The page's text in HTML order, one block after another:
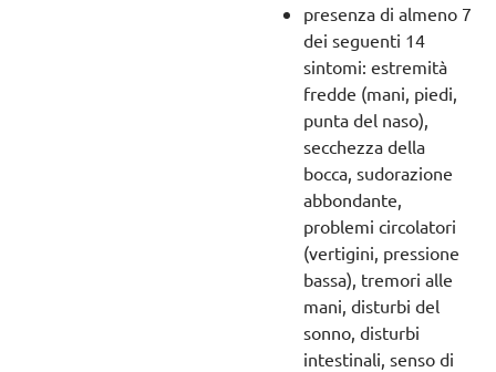
presenza di almeno 7
dei seguenti 14
sintomi: estremità
fredde (mani, piedi,
punta del naso),
secchezza della
bocca, sudorazione
abbondante,
problemi circolatori
(vertigini, pressione
bassa), tremori alle
mani, disturbi del
sonno, disturbi
intestinali, senso di